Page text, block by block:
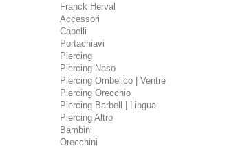
Franck Herval
Accessori
Capelli
Portachiavi
Piercing
Piercing Naso
Piercing Ombelico | Ventre
Piercing Orecchio
Piercing Barbell | Lingua
Piercing Altro
Bambini
Orecchini